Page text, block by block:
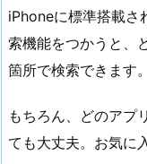
iPhoneに標準搭載
索機能をつかうと、
箇所で検索できます。
もちろん、どのアプ
ても大丈夫。お気に